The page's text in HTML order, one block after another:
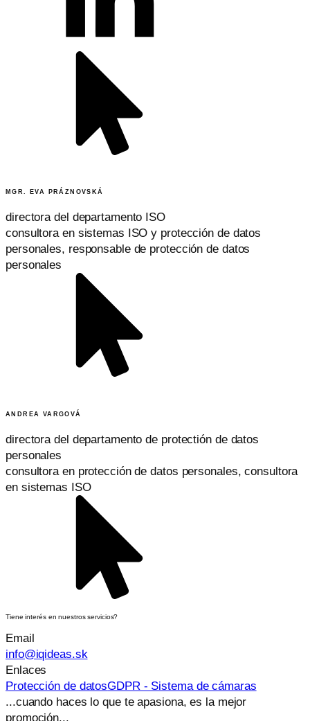
MGR. EVA PRÁZNOVSKÁ
directora del departamento ISO
consultora en sistemas ISO y protección de datos
personales, responsable de protección de datos
personales
ANDREA VARGOVÁ
directora del departamento de protectión de datos
personales
consultora en protección de datos personales, consultora
en sistemas ISO
Tiene interés en nuestros servicios?
Email
info@iqideas.sk
Enlaces
Protección de datosGDPR - Sistema de cámaras
...cuando haces lo que te apasiona, es la mejor
promoción...